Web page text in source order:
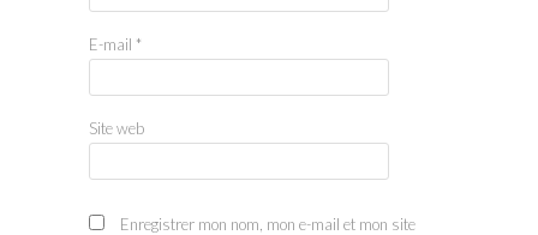
E-mail *
Site web
Enregistrer mon nom, mon e-mail et mon site